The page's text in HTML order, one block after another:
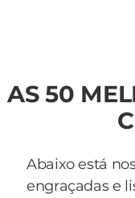
AS 50
Abaixo está
engraçadas e